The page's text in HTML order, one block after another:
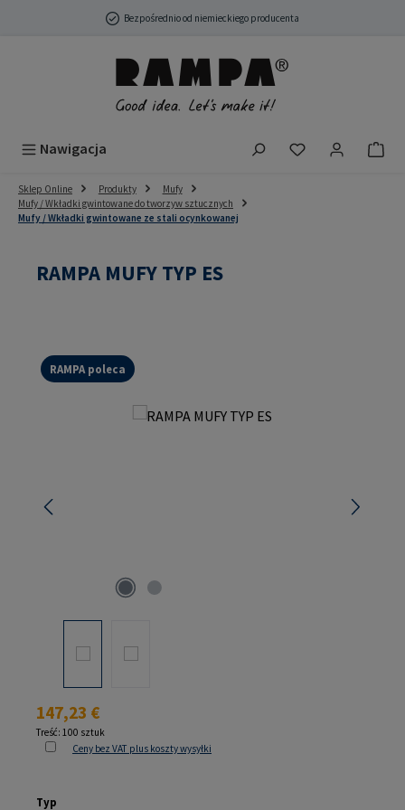
Przejdź do głównej zawartościBezpośrednio od niemieckiego producenta
Nawigacja Masz 0
Sklep Online Produkty
Mufy
Mufy / Wkładki gwintowane do tworzyw sztucznych
Mufy / Wkładki gwintowane ze stali ocynkowanej
RAMPA MUFY TYP ES
RAMPA poleca
Pomiń galerię zdjęć
Cena regularna:
147,23 €
Treść: 100 sztuk
Ceny bez VAT plus koszty wysyłki
Wybierz
Typ